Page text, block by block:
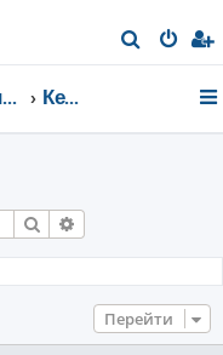
о
Сибирский федеральный округ Кемеровская область
Поиск
Перейти